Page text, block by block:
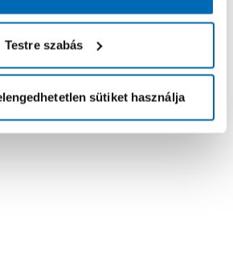
Testre szabás
sütiket használja